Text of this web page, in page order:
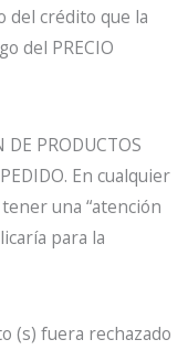
del crédito que la
del PRECIO
PRODUCTOS
En cualquier
una “atención
para la
(s) fuera rechazado